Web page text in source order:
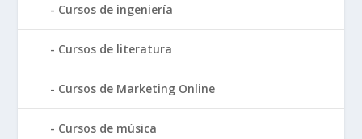
Cursos de ingeniería
Cursos de literatura
Cursos de Marketing Online
Cursos de música